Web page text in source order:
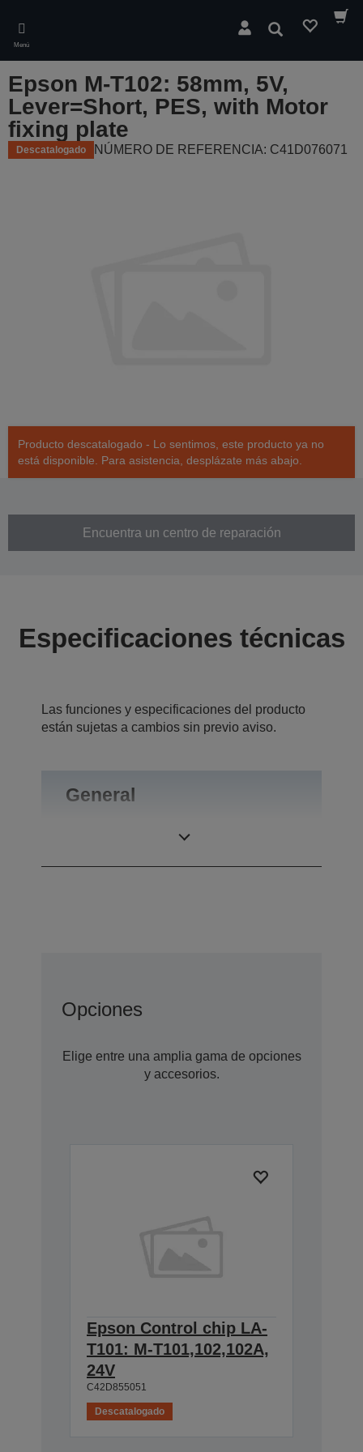
main
content
Menú
Buscar
Epson M-T102: 58mm, 5V,
Lever=Short, PES, with Motor
fixing plate
Descatalogado NÚMERO DE REFERENCIA: C41D076071
Producto descatalogado - Lo sentimos, este producto ya no
está disponible. Para asistencia, desplázate más abajo.
Encuentra un centro de reparación
Especificaciones técnicas
Las funciones y especificaciones del producto
están sujetas a cambios sin previo aviso.
General
Opciones
Elige entre una amplia gama de opciones
y accesorios.
Epson Control chip LA-
T101: M-T101,102,102A,
24V
C42D855051
Descatalogado